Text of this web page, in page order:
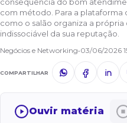
com método. Para a plataforma
como o salão organiza a
indissociável da sua reputação.
Negócios e Networking•03/06/2026
COMPARTILHAR
Ouvir matéria